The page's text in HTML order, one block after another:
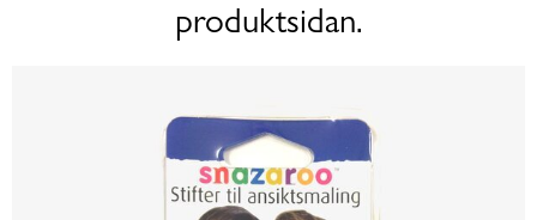
produktsidan.